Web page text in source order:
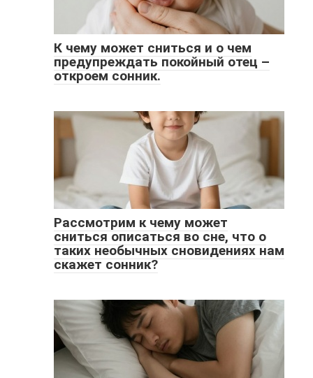
К чему может сниться и о чем
предупреждать покойный отец –
откроем сонник.
Рассмотрим к чему может
сниться описаться во сне, что о
таких необычных сновидениях нам
скажет сонник?